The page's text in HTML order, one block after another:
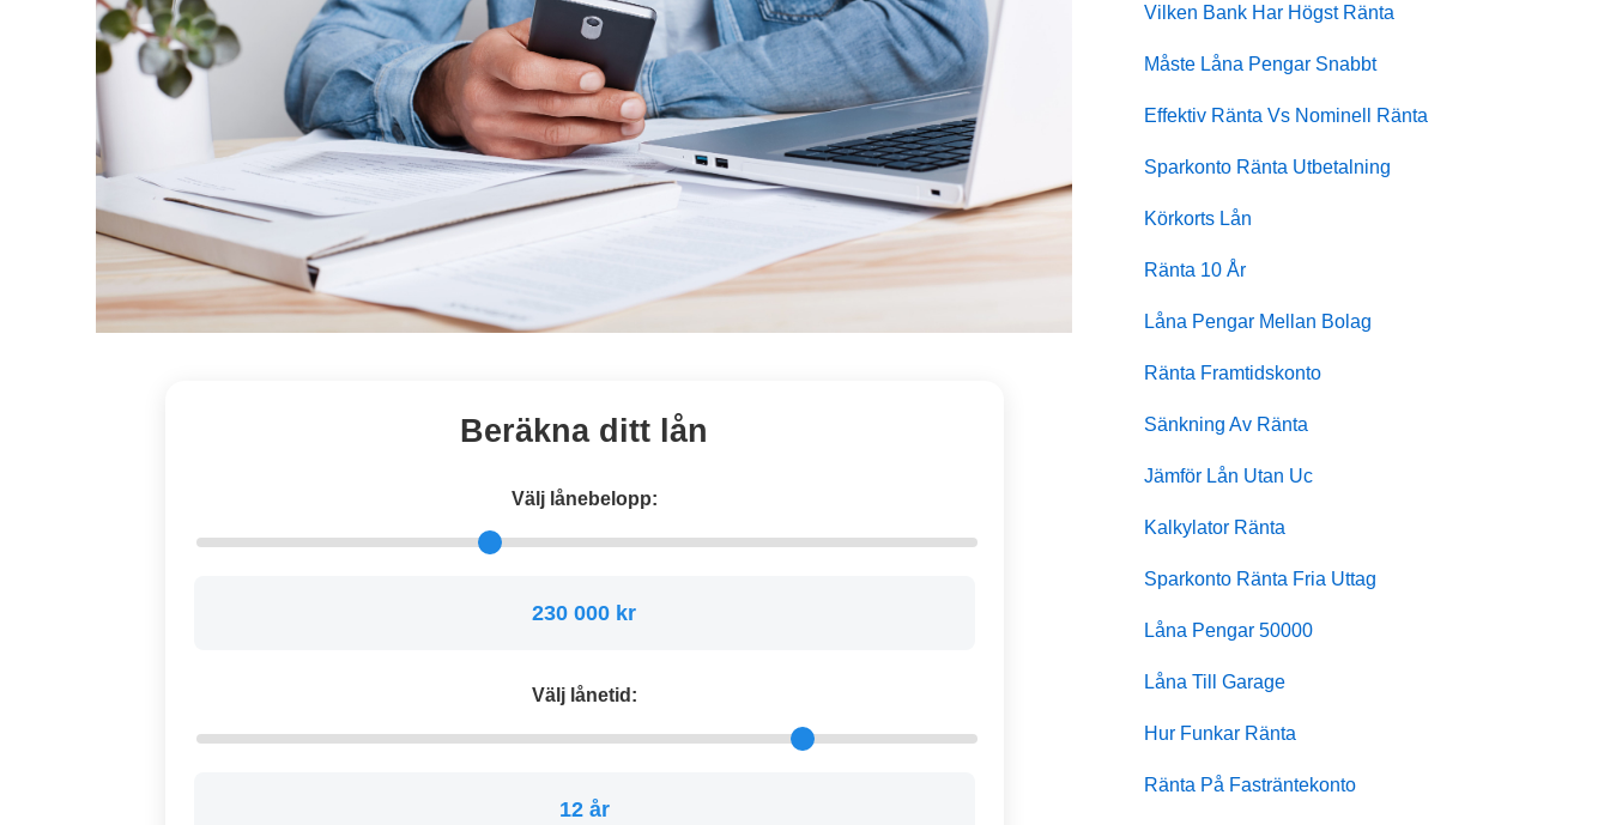
Beräkna ditt lån
Välj lånebelopp:
230 000 kr
Välj lånetid:
12 år
Vilken Bank Har Högst Ränta
Måste Låna Pengar Snabbt
Effektiv Ränta Vs Nominell Ränta
Sparkonto Ränta Utbetalning
Körkorts Lån
Ränta 10 År
Låna Pengar Mellan Bolag
Ränta Framtidskonto
Sänkning Av Ränta
Jämför Lån Utan Uc
Kalkylator Ränta
Sparkonto Ränta Fria Uttag
Låna Pengar 50000
Låna Till Garage
Hur Funkar Ränta
Ränta På Fasträntekonto